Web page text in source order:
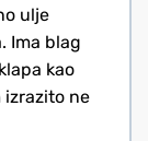
ulje
Ima blag
kao
izrazito ne